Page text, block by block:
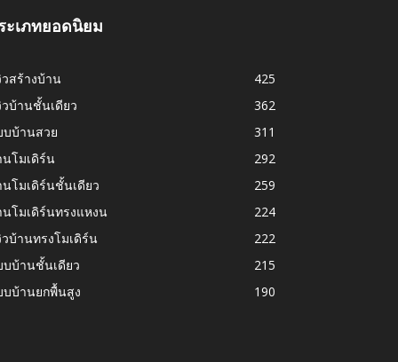
ะเภทยอดนิยม
สร้างบ้าน
425
บ้านชั้นเดียว
362
บบ้านสวย
311
โมเดิร์น
292
โมเดิร์นชั้นเดียว
259
โมเดิร์นทรงแหงน
224
บ้านทรงโมเดิร์น
222
บบ้านชั้นเดียว
215
บบ้านยกพื้นสูง
190